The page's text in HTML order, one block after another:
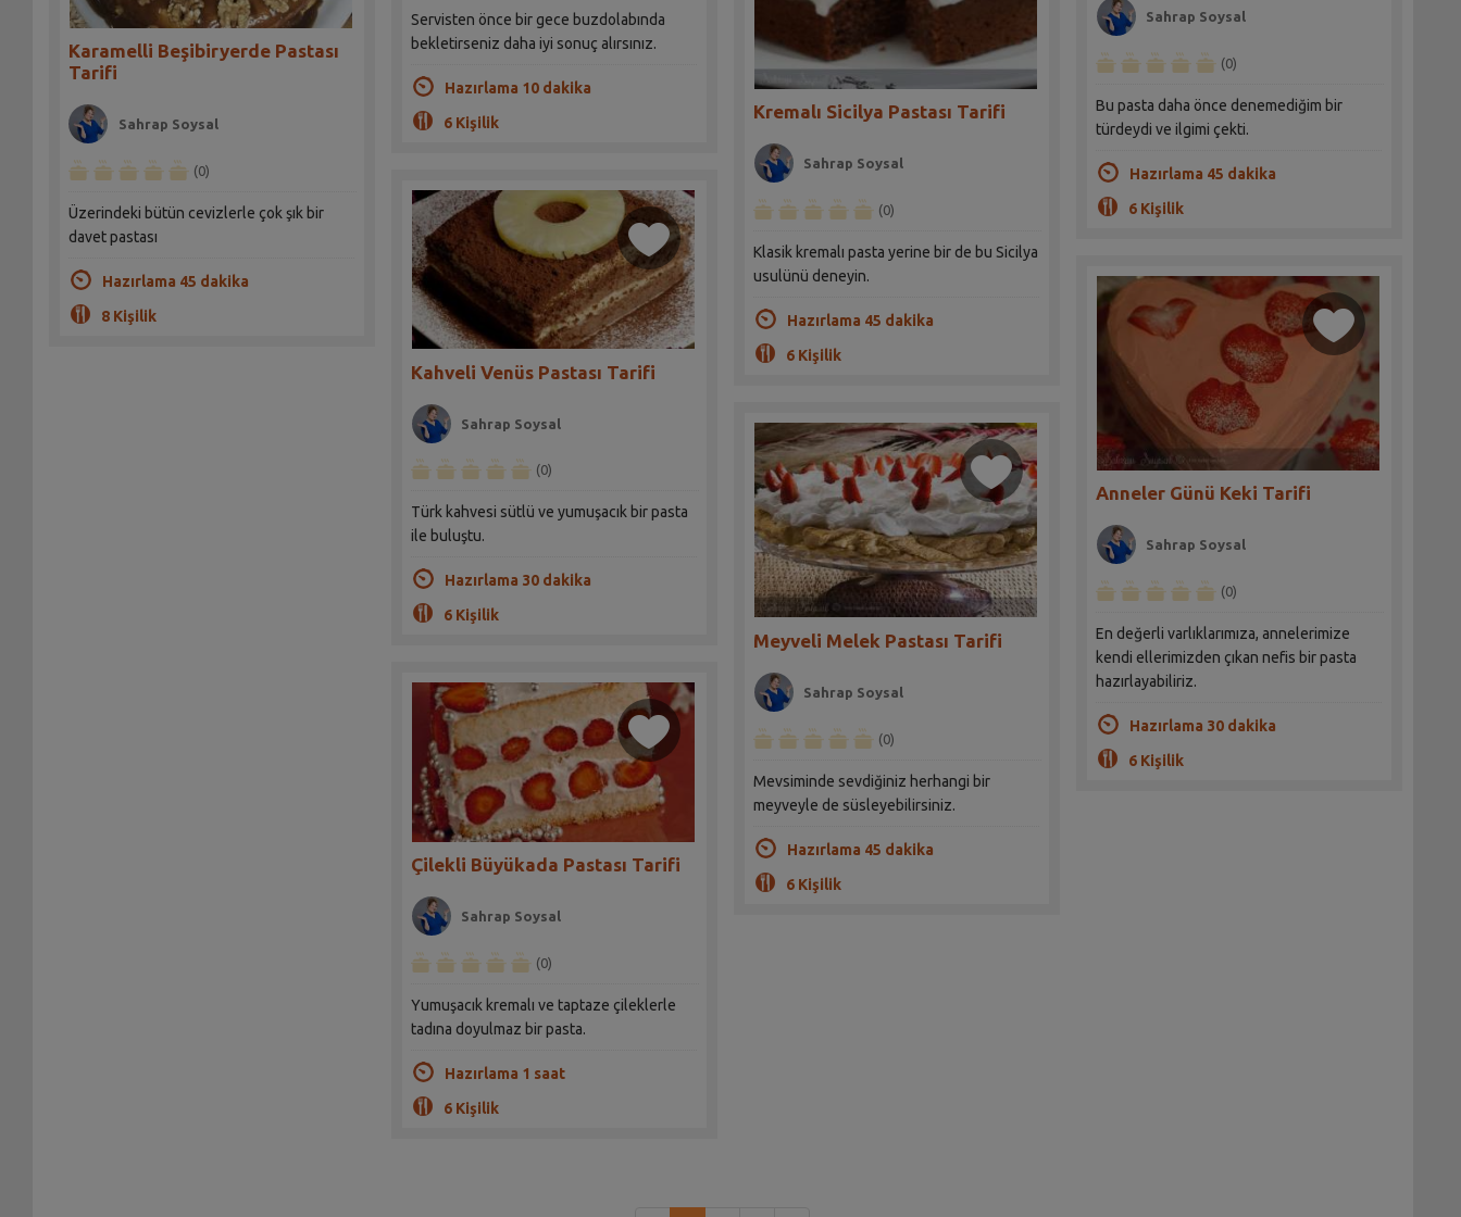
Karamelli Beşibiryerde Pastası
Tarifi
Sahrap Soysal
(0)
Üzerindeki bütün cevizlerle çok şık bir
davet pastası
Hazırlama 45 dakika
8 Kişilik
Servisten önce bir gece buzdolabında
bekletirseniz daha iyi sonuç alırsınız.
Hazırlama 10 dakika
6 Kişilik
Kahveli Venüs Pastası Tarifi
Sahrap Soysal
(0)
Türk kahvesi sütlü ve yumuşacık bir pasta
ile buluştu.
Hazırlama 30 dakika
6 Kişilik
Çilekli Büyükada Pastası Tarifi
Sahrap Soysal
(0)
Yumuşacık kremalı ve taptaze çileklerle
tadına doyulmaz bir pasta.
Hazırlama 1 saat
6 Kişilik
Kremalı Sicilya Pastası Tarifi
Sahrap Soysal
(0)
Klasik kremalı pasta yerine bir de bu Sicilya
usulünü deneyin.
Hazırlama 45 dakika
6 Kişilik
Meyveli Melek Pastası Tarifi
Sahrap Soysal
(0)
Mevsiminde sevdiğiniz herhangi bir
meyveyle de süsleyebilirsiniz.
Hazırlama 45 dakika
6 Kişilik
Sahrap Soysal
(0)
Bu pasta daha önce denemediğim bir
türdeydi ve ilgimi çekti.
Hazırlama 45 dakika
6 Kişilik
Anneler Günü Keki Tarifi
Sahrap Soysal
(0)
En değerli varlıklarımıza, annelerimize
kendi ellerimizden çıkan nefis bir pasta
hazırlayabiliriz.
Hazırlama 30 dakika
6 Kişilik